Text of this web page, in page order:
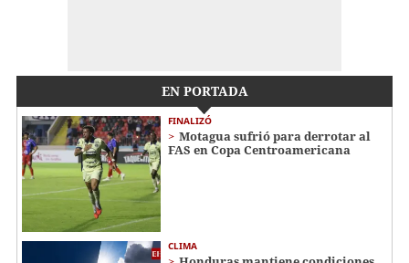
EN PORTADA
FINALIZÓ
Motagua sufrió para derrotar al
FAS en Copa Centroamericana
CLIMA